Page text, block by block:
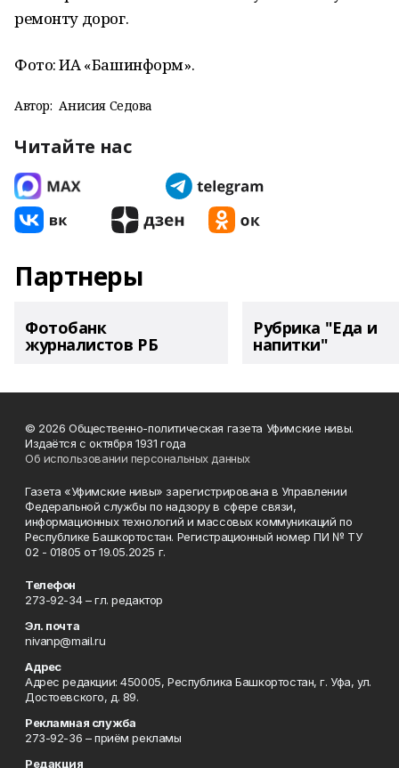
ремонту дорог.
Фото: ИА «Башинформ».
Автор: Анисия Седова
Читайте нас
Партнеры
Фотобанк
журналистов РБ
Рубрика "Еда и
напитки"
© 2026 Общественно-политическая газета Уфимские нивы.
Издаётся с октября 1931 года
Об использовании персональных данных
Газета «Уфимские нивы» зарегистрирована в Управлении
Федеральной службы по надзору в сфере связи,
информационных технологий и массовых коммуникаций по
Республике Башкортостан. Регистрационный номер ПИ № ТУ
02 - 01805 от 19.05.2025 г.
Телефон
273-92-34 – гл. редактор
Эл. почта
nivanp@mail.ru
Адрес
Адрес редакции: 450005, Республика Башкортостан, г. Уфа, ул.
Достоевского, д. 89.
Рекламная служба
273-92-36 – приём рекламы
Редакция